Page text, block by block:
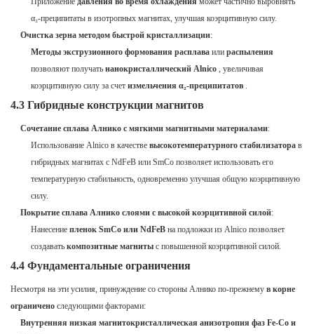
α₂-преципитаты в изотропных магнитах, улучшая коэрцитивную силу.
Очистка зерна методом быстрой кристаллизации:
Методы экструзионного формования расплаваили распыления
позволяют получать нанокристаллический Alnico, увеличивая
коэрцитивную силу за счет измельчения α₂-преципитатов.
4.3 Гибридные конструкции магнитов
Сочетание сплава Алнико с мягкими магнитными материалами:
Использование Alnico в качестве высокотемпературного стабилизаторав
гибридных магнитах с NdFeB или SmCo позволяет использовать его
температурную стабильность, одновременно улучшая общую коэрцитивную
силу.
Покрытие сплава Алнико слоями с высокой коэрцитивной силой:
Нанесение пленок SmCo или NdFeBна подложки из Alnico позволяет
создавать композитные магнитыс повышенной коэрцитивной силой.
4.4 Фундаментальные ограничения
Несмотря на эти усилия, принуждение со стороны Алнико по-прежнему в корне
ограничено следующими факторами:
Внутренняя низкая магнитокристаллическая анизотропия фаз Fe-Co и